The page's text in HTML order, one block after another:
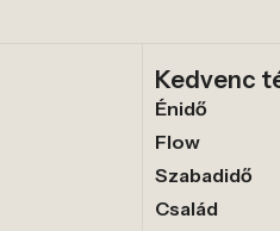
Kedvenc
Énidő
Flow
Szabadidő
Család